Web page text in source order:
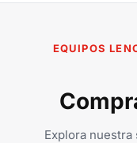
EQUIPOS
Explora